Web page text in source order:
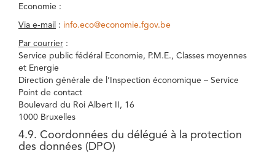
Economie :
Via e-mail : info.eco@economie.fgov.be
Par courrier :
Service public fédéral Economie, P.M.E., Classes moyennes
et Energie
Direction générale de l’Inspection économique – Service
Point de contact
Boulevard du Roi Albert II, 16
1000 Bruxelles
4.9. Coordonnées du délégué à la protection
des données (DPO)